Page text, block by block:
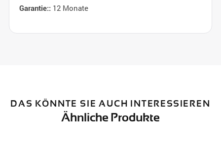
Garantie::12 Monate
DAS KÖNNTE SIE AUCH INTERESSIEREN
Ähnliche Produkte